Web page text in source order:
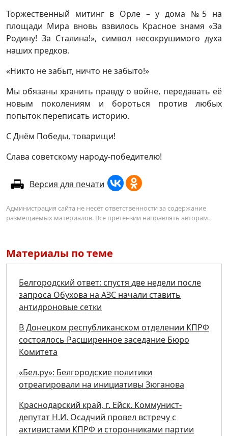
Торжественный митинг в Орле – у дома №5 на
площади Мира вновь взвилось Красное знамя «За
Родину! За Сталина!», символ несокрушимого духа
наших предков.
«Никто не забыт, ничто не забыто!»
Мы обязаны хранить правду о войне, передавать её
новым поколениям и бороться против любых
попыток переписать историю.
С Днём Победы, товарищи!
Слава советскому народу-победителю!
Версия для печати
Администрация сайта не несёт ответственности за содержание
размещаемых материалов. Все претензии направлять авторам.
Материалы по теме
Белгородский ответ: спустя две недели после
запроса Обухова на АЗС начали ставить
антидроновые сетки
В Донецком республиканском отделении КПРФ
состоялось Расширенное заседание Бюро
Комитета
«Бел.ру»: Белгородские политики
отреагировали на инициативы Зюганова
Краснодарский край, г. Ейск. Коммунист-
депутат Н.И. Осадчий провел встречу с
активистами КПРФ и сторонниками партии